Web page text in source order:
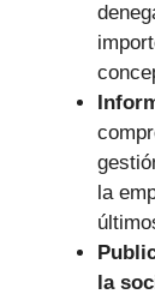
la
la